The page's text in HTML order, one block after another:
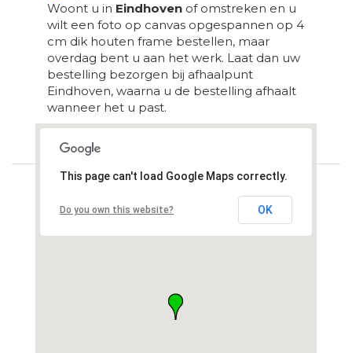
Woont u in Eindhoven of omstreken en u
wilt een foto op canvas opgespannen op 4
cm dik houten frame bestellen, maar
overdag bent u aan het werk. Laat dan uw
bestelling bezorgen bij afhaalpunt
Eindhoven, waarna u de bestelling afhaalt
wanneer het u past.
Loading...
This page can't load Google Maps correctly.
Do you own this website? OK